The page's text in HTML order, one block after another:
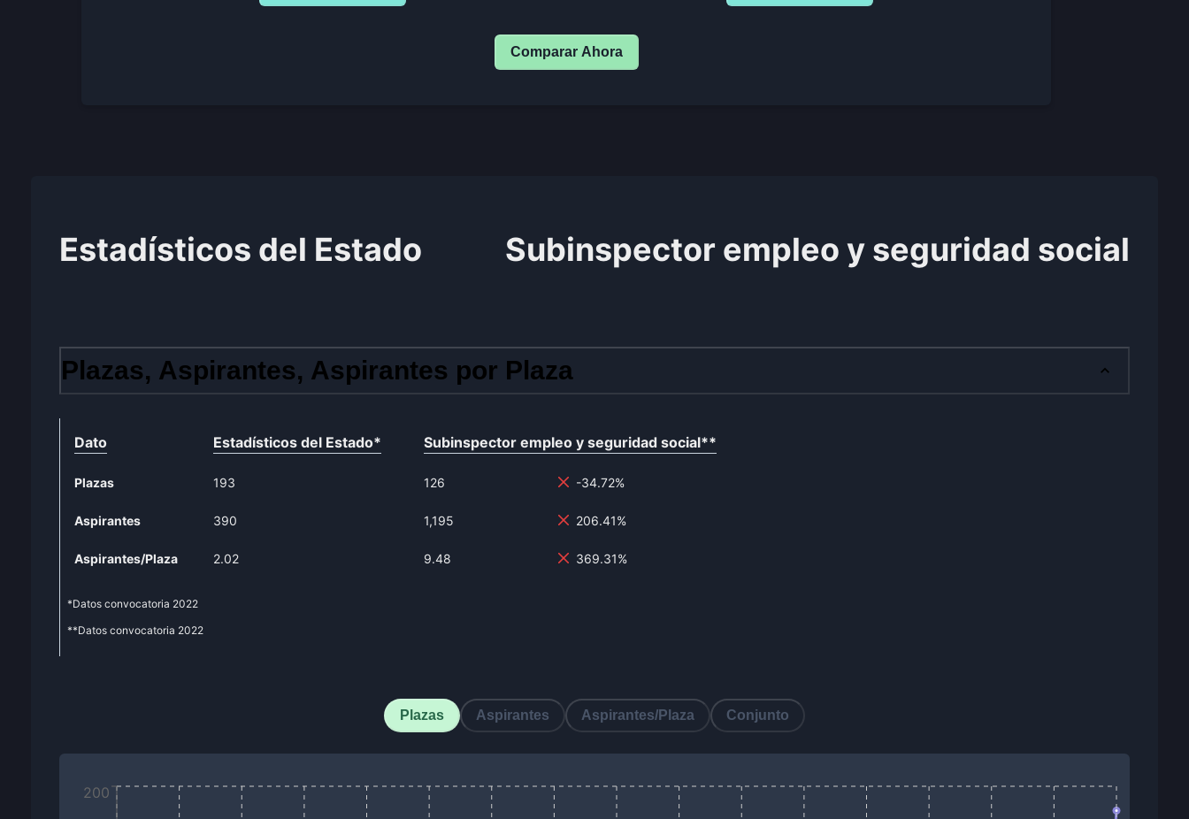
Comparar Ahora
Estadísticos del Estado Subinspector empleo y seguridad social
Plazas, Aspirantes, Aspirantes por Plaza
Dato Estadísticos del Estado*
Plazas 193
Aspirantes 390
Aspirantes/Plaza 2.02
Subinspector empleo y seguridad social**
126 -34.72%
1,195 206.41%
9.48 369.31%
*Datos convocatoria 2022
**Datos convocatoria 2022
Plazas Aspirantes Aspirantes/Plaza Conjunto
200